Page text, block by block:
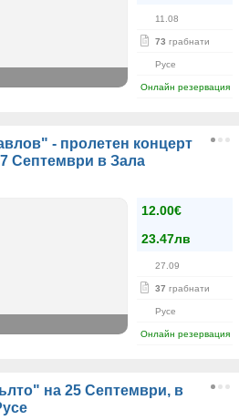
11.08
73 грабнати
Русе
Онлайн резервация
- пролетен концерт
Септември в Зала
12.00€
23.47лв
27.09
37 грабнати
Русе
Онлайн резервация
на 25 Септември, в